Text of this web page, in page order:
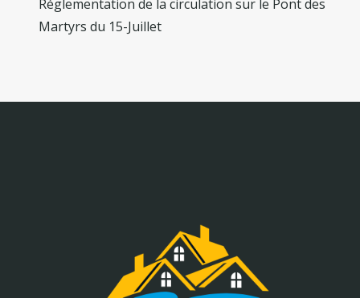
Réglementation de la circulation sur le Pont des
Martyrs du 15-Juillet